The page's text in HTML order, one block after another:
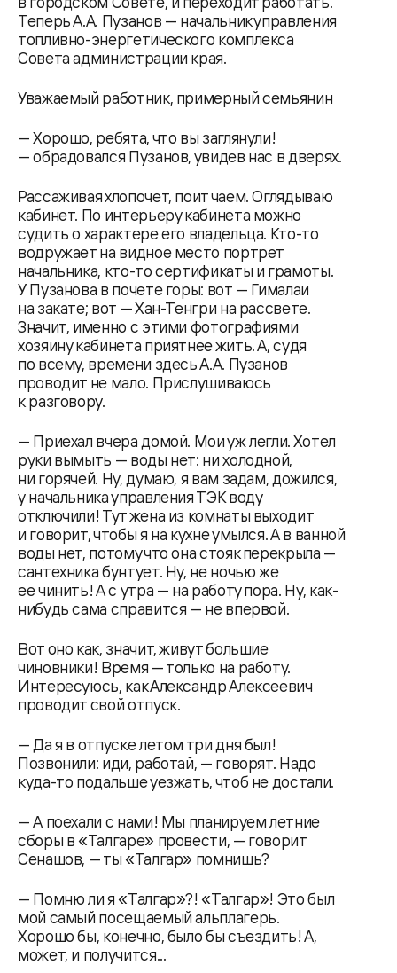
Теперь А.А. Пузанов — начальник управления
топливно-энергетического комплекса
Совета администрации края.
Уважаемый работник, примерный семьянин
— Хорошо, ребята, что вы заглянули!
— обрадовался Пузанов, увидев нас в дверях.
Рассаживая хлопочет, поит чаем. Оглядываю
кабинет. По интерьеру кабинета можно
судить о характере его владельца. Кто-то
водружает на видное место портрет
начальника, кто-то сертификаты и грамоты.
У Пузанова в почете горы: вот — Гималаи
на закате; вот — Хан-Тенгри на рассвете.
Значит, именно с этими фотографиями
хозяину кабинета приятнее жить. А, судя
по всему, времени здесь А.А. Пузанов
проводит не мало. Прислушиваюсь
к разговору.
— Приехал вчера домой. Мои уж легли. Хотел
руки вымыть — воды нет: ни холодной,
ни горячей. Ну, думаю, я вам задам, дожился,
у начальника управления ТЭК воду
отключили! Тут жена из комнаты выходит
и говорит, чтобы я на кухне умылся. А в ванной
воды нет, потому что она стояк перекрыла —
сантехника бунтует. Ну, не ночью же
ее чинить! А с утра — на работу пора. Ну, как-
нибудь сама справится — не впервой.
Вот оно как, значит, живут большие
чиновники! Время — только на работу.
Интересуюсь, как Александр Алексеевич
проводит свой отпуск.
— Да я в отпуске летом три дня был!
Позвонили: иди, работай, — говорят. Надо
куда-то подальше уезжать, чтоб не достали.
— А поехали с нами! Мы планируем летние
сборы в «Талгаре» провести, — говорит
Сенашов, — ты «Талгар» помнишь?
— Помню ли я «Талгар»?! «Талгар»! Это был
мой самый посещаемый альплагерь.
Хорошо бы, конечно, было бы съездить! А,
может, и получится...